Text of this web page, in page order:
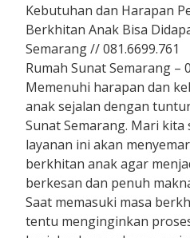
Kebutuhan dan Harapan
Berkhitan Anak Bisa
Semarang // 081.6699.761
Rumah Sunat Semarang –
Memenuhi harapan dan
anak sejalan dengan
Sunat Semarang. Mari kita
layanan ini akan
berkhitan anak agar
berkesan dan penuh
Saat memasuki masa
tentu menginginkan